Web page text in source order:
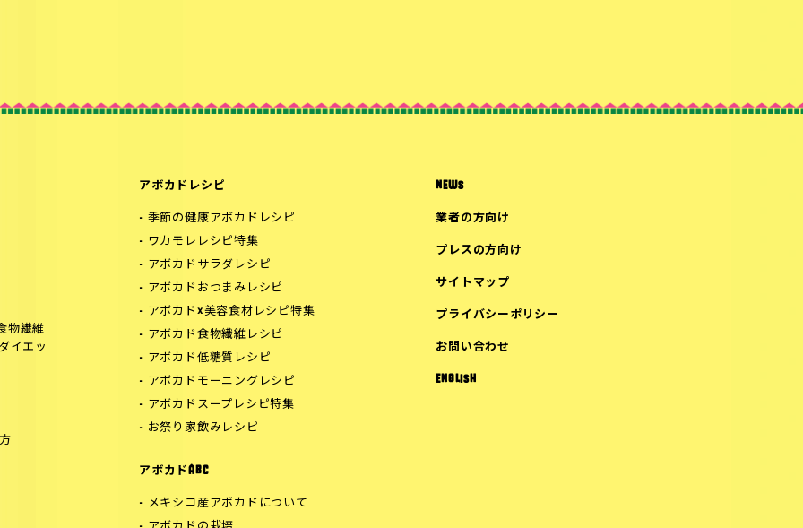
物繊維
イエッ
アボカドレシピ
季節の健康アボカドレシピ
ワカモレレシピ特集
アボカドサラダレシピ
アボカドおつまみレシピ
アボカド×美容食材レシピ特集
アボカド食物繊維レシピ
アボカド低糖質レシピ
アボカドモーニングレシピ
アボカドスープレシピ特集
お祭り家飲みレシピ
アボカドABC
メキシコ産アボカドについて
NEWS
業者の方向け
プレスの方向け
サイトマップ
プライバシーポリシー
お問い合わせ
ENGLISH